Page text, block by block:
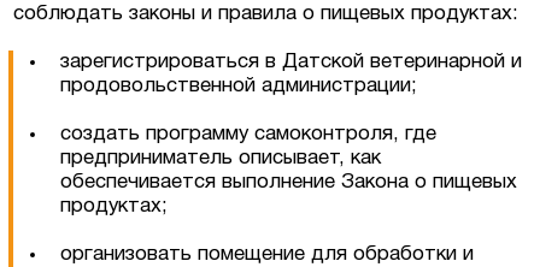
соблюдать законы и правила о пищевых продуктах:
зарегистрироваться в Датской ветеринарной и
продовольственной администрации;
создать программу самоконтроля, где
предприниматель описывает, как
обеспечивается выполнение Закона о пищевых
продуктах;
организовать помещение для обработки и